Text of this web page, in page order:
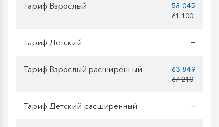
Тариф Взрослый
58 045
61 100
Тариф Детский —
Тариф Взрослый расширенный
63 849
67 210
Тариф Детский расширенный —